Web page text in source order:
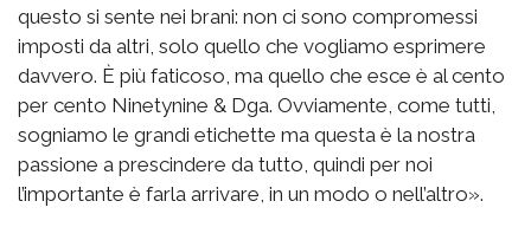
questo si sente nei brani: non ci sono compromessi
imposti da altri, solo quello che vogliamo esprimere
davvero. È più faticoso, ma quello che esce è al cento
per cento Ninetynine & Dga. Ovviamente, come tutti,
sogniamo le grandi etichette ma questa è la nostra
passione a prescindere da tutto, quindi per noi
l’importante è farla arrivare, in un modo o nell’altro».